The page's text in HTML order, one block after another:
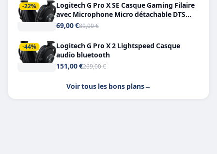
-22%
Logitech G Pro X SE Casque Gaming Filaire
avec Microphone Micro détachable DTS
Headphone X 7.1
69,00 €89,00 €
-44%
Logitech G Pro X 2 Lightspeed Casque
audio bluetooth
151,00 €269,00 €
Voir tous les bons plans→